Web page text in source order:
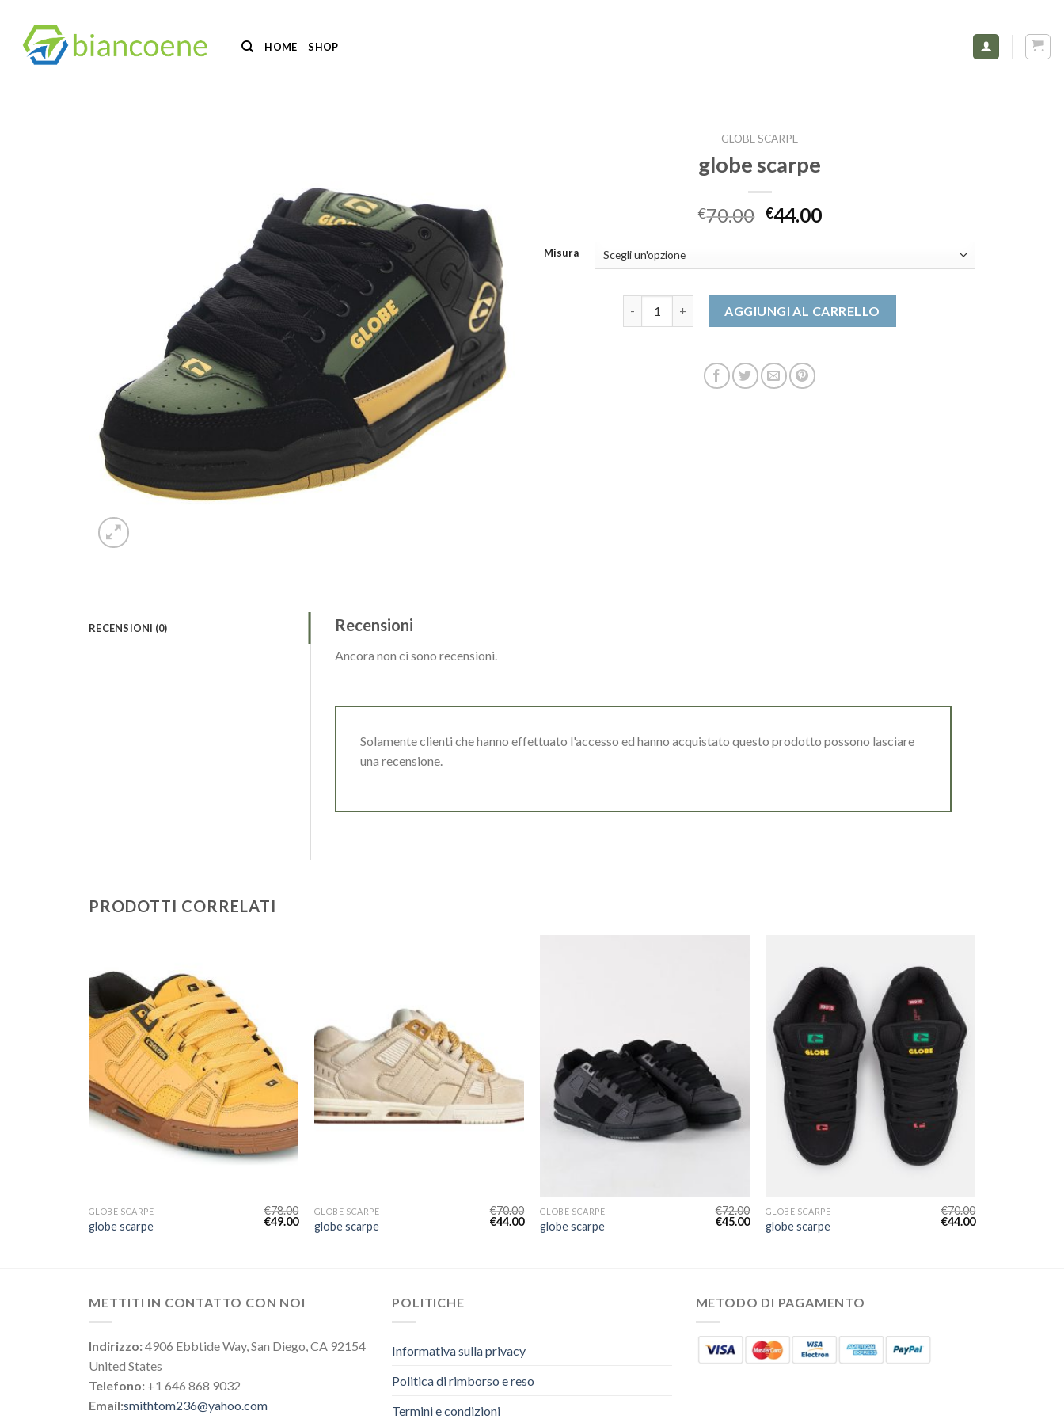
contenuti
HOME SHOP
GLOBE SCARPE
globe scarpe
€70.00 €44.00
Misura
AGGIUNGI AL CARRELLO
RECENSIONI (0) Recensioni
Ancora non ci sono recensioni.
Solamente clienti che hanno effettuato l'accesso ed hanno acquistato questo prodotto possono lasciare
una recensione.
PRODOTTI CORRELATI
GLOBE SCARPE
globe scarpe
€78.00
€49.00
GLOBE SCARPE
globe scarpe
€70.00
€44.00
GLOBE SCARPE
globe scarpe
€72.00
€45.00
GLOBE SCARPE
globe scarpe
€70.00
€44.00
METTITI IN CONTATTO CON NOI
Indirizzo:4906 Ebbtide Way, San Diego, CA 92154
United States
Telefono: +1 646 868 9032
Email:smithtom236@yahoo.com
POLITICHE
Informativa sulla privacy
Politica di rimborso e reso
Termini e condizioni
METODO DI PAGAMENTO